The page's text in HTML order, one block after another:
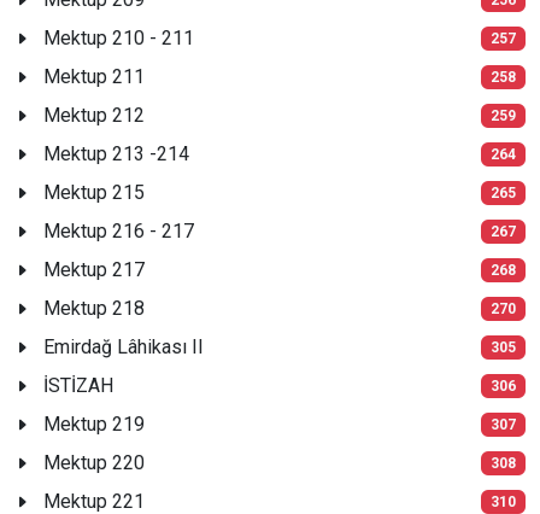
Mektup 210 - 211 257
Mektup 211 258
Mektup 212 259
Mektup 213 -214 264
Mektup 215 265
Mektup 216 - 217 267
Mektup 217 268
Mektup 218 270
Emirdağ Lâhikası II 305
İSTİZAH 306
Mektup 219 307
Mektup 220 308
Mektup 221 310